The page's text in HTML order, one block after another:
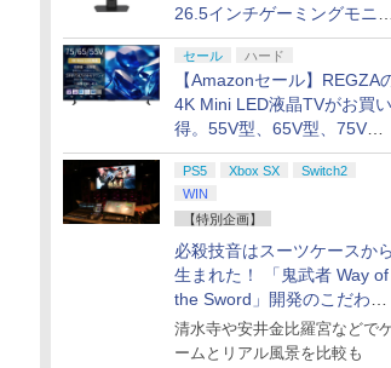
26.5インチゲーミングモニタ
ー「ROG Strix OLED
XG27ACDMS」限定モデルも
お買い得
セール ハード
【Amazonセール】REGZA
4K Mini LED液晶TVがお買い
得。55V型、65V型、75V型
の2026年モデルがラインナ
ップ
PS5 Xbox SX
Switch2
WIN
【特別企画】
必殺技音はスーツケースから
生まれた！ 「鬼武者 Way of
the Sword」開発のこだわり
を目撃！
清水寺や安井金比羅宮などで
ームとリアル風景を比較も